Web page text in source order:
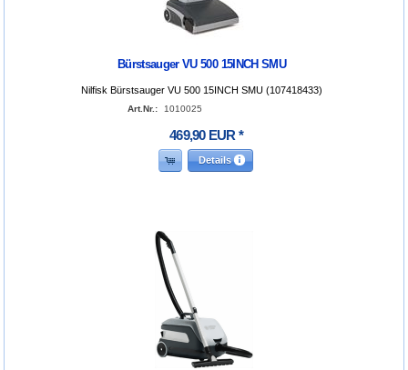
Bürstsauger VU 500 15INCH SMU
Nilfisk Bürstsauger VU 500 15INCH SMU (107418433)
Art.Nr.: 1010025
469,90 EUR *
Details